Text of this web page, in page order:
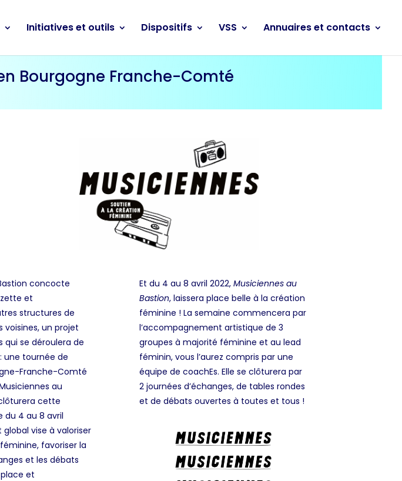
Initiatives et outils Dispositifs VSS Annuaires et contacts
Bourgogne Franche-Comté
concocte
et
structures de
voisines, un projet
qui se déroulera de
une tournée de
Franche-Comté
au
cette
du 4 au 8 avril
vise à valoriser
favoriser la
et les débats
et
Et du 4 au 8 avril 2022, Musiciennes au
Bastion, laissera place belle à la création
féminine ! La semaine commencera par
l’accompagnement artistique de 3
groupes à majorité féminine et au lead
féminin, vous l’aurez compris par une
équipe de coachEs. Elle se clôturera par
2 journées d’échanges, de tables rondes
et de débats ouvertes à toutes et tous !